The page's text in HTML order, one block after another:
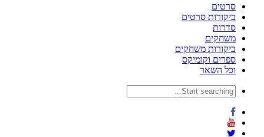
סרטים
ביקורות סרטים
סדרות
משחקים
ביקורות משחקים
ספרים וקומיקס
וכל השאר